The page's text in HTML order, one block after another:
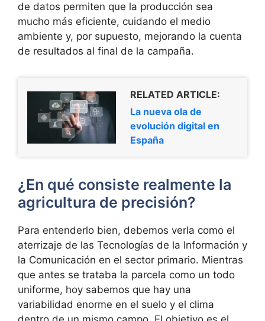
de datos permiten que la producción sea
mucho más eficiente, cuidando el medio
ambiente y, por supuesto, mejorando la cuenta
de resultados al final de la campaña.
RELATED ARTICLE:
La nueva ola de
evolución digital en
España
¿En qué consiste realmente la
agricultura de precisión?
Para entenderlo bien, debemos verla como el
aterrizaje de las Tecnologías de la Información y
la Comunicación en el sector primario. Mientras
que antes se trataba la parcela como un todo
uniforme, hoy sabemos que hay una
variabilidad enorme en el suelo y el clima